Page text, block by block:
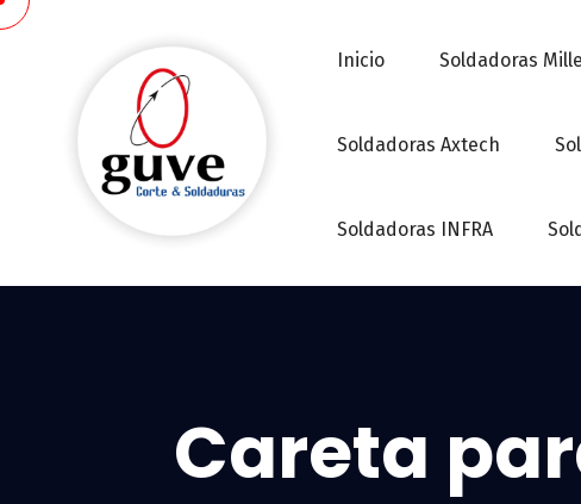
Inicio Soldadoras
Soldadoras Axtech
Soldadoras INFRA
Careta